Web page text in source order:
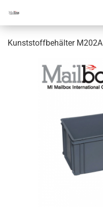
Kunststoffbehälter M202A